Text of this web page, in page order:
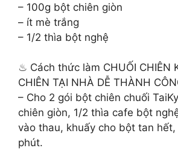
– 100g bột chiên giòn
– ít mè trắng
– 1/2 thìa bột nghệ
♨ Cách thức làm CHUỐI CHIÊN
CHIÊN TẠI NHÀ DỄ THÀNH
– Cho 2 gói bột chiên chuối
chiên giòn, 1/2 thìa cafe bột
vào thau, khuấy cho bột tan
phút.